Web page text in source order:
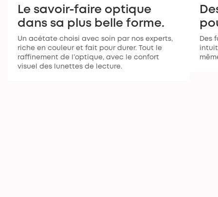
Le savoir-faire optique
dans sa plus belle forme.
Un acétate choisi avec soin par nos experts,
riche en couleur et fait pour durer. Tout le
raffinement de l’optique, avec le confort
visuel des lunettes de lecture.
Des